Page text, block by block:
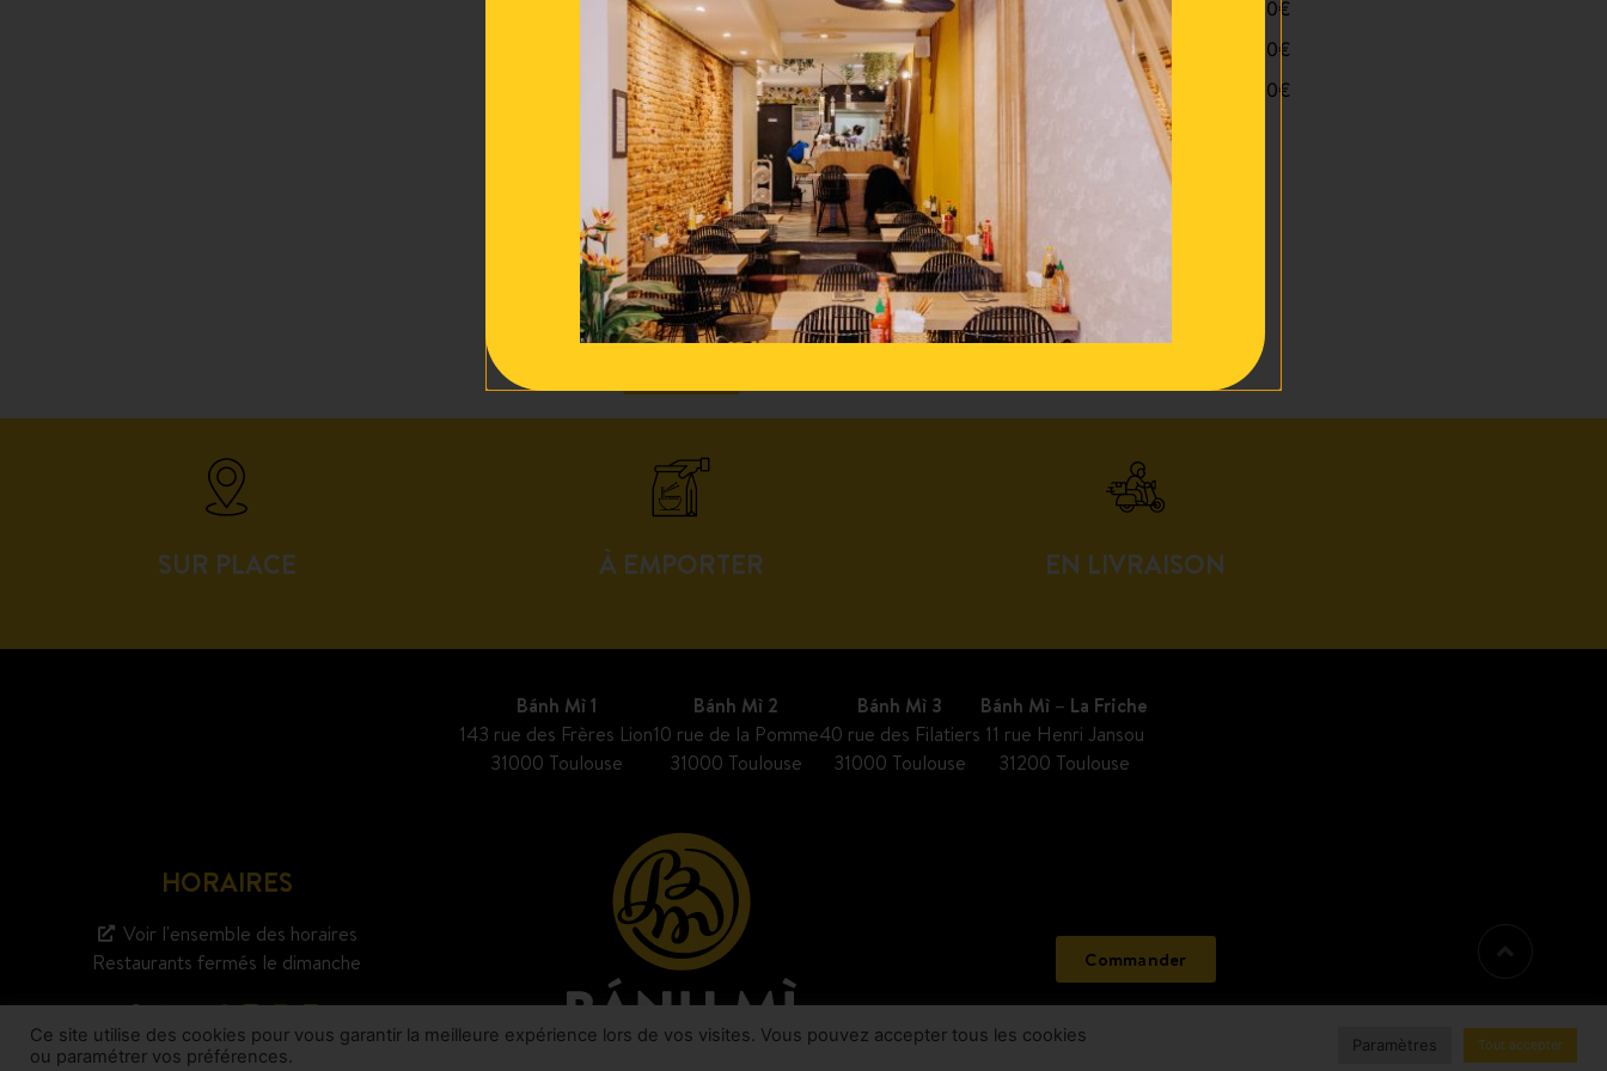
Total du produit
9.00€
Total des options
0.00€
Total
9.00€
Ajouter au panier
SUR PLACE À EMPORTER EN LIVRAISON
Bánh Mì 1
143 rue des Frères Lion
31000 Toulouse
Bánh Mì 2
10 rue de la Pomme
31000 Toulouse
Bánh Mì 3
40 rue des Filatiers
31000 Toulouse
Bánh Mì – La Friche
11 rue Henri Jansou
31200 Toulouse
HORAIRES
Voir l'ensemble des horaires
Restaurants fermés le dimanche
Commander
Ce site utilise des cookies pour vous garantir la meilleure expérience lors de vos visites. Vous pouvez accepter tous les cookies
ou paramétrer vos préférences.
Paramètres Tout accepter